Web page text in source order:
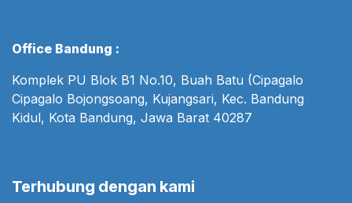
Office Bandung :
Komplek PU Blok B1 No.10, Buah Batu (Cipagalo
Cipagalo Bojongsoang, Kujangsari, Kec. Bandung
Kidul, Kota Bandung, Jawa Barat 40287
Terhubung dengan kami